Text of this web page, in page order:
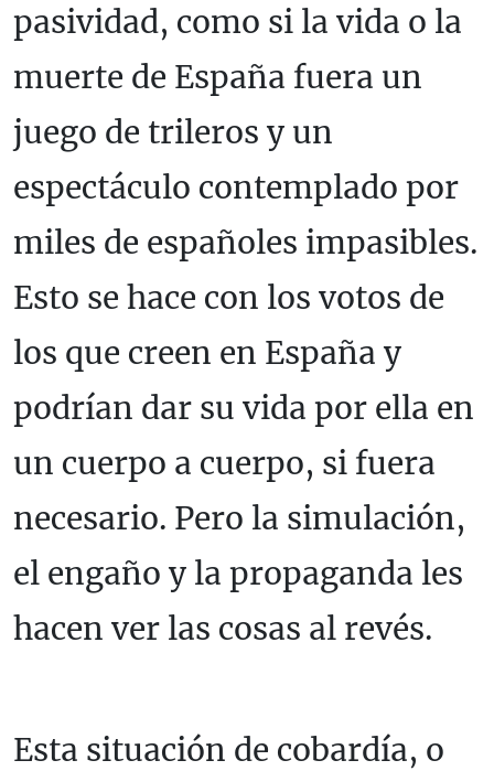
pasividad, como si la vida o la
muerte de España fuera un
juego de trileros y un
espectáculo contemplado por
miles de españoles impasibles.
Esto se hace con los votos de
los que creen en España y
podrían dar su vida por ella en
un cuerpo a cuerpo, si fuera
necesario. Pero la simulación,
el engaño y la propaganda les
hacen ver las cosas al revés.
Esta situación de cobardía, o